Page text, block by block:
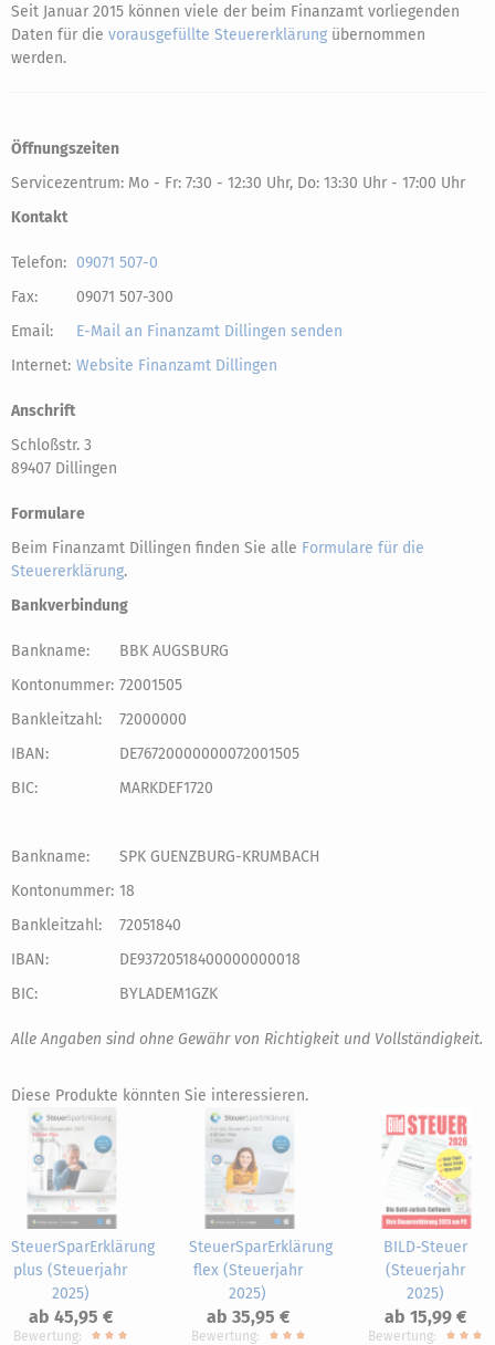
Seit Januar 2015 können viele der beim Finanzamt vorliegenden
Daten für die vorausgefüllte Steuererklärung übernommen
werden.
Öffnungszeiten
Servicezentrum: Mo - Fr: 7:30 - 12:30 Uhr, Do: 13:30 Uhr - 17:00 Uhr
Kontakt
Telefon: 09071 507-0
Fax:
09071 507-300
Email:
E-Mail an Finanzamt Dillingen senden
Internet: Website Finanzamt Dillingen
Anschrift
Schloßstr. 3
89407 Dillingen
Formulare
Beim Finanzamt Dillingen finden Sie alle Formulare für die
Steuererklärung.
Bankverbindung
Bankname:
BBK AUGSBURG
Kontonummer: 72001505
Bankleitzahl:
72000000
IBAN:
DE76720000000072001505
BIC:
MARKDEF1720
Bankname:
SPK GUENZBURG-KRUMBACH
Kontonummer: 18
Bankleitzahl:
72051840
IBAN:
DE93720518400000000018
BIC:
BYLADEM1GZK
Alle Angaben sind ohne Gewähr von Richtigkeit und Vollständigkeit.
Diese Produkte könnten Sie interessieren.
SteuerSparErklärung
plus (Steuerjahr
2025)
ab 45,95 €
Bewertung:
SteuerSparErklärung
flex (Steuerjahr
2025)
ab 35,95 €
Bewertung:
BILD-Steuer
(Steuerjahr
2025)
ab 15,99 €
Bewertung: